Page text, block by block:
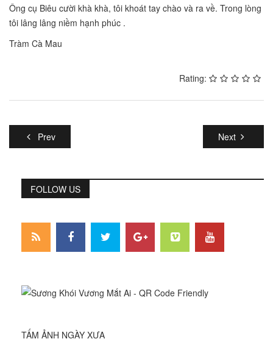
Ông cụ Biêu cười khà khà, tôi khoát tay chào và ra về. Trong lòng
tôi lâng lâng niềm hạnh phúc .
Tràm Cà Mau
Rating:
Prev Next
FOLLOW US
TẤM ẢNH NGÀY XƯA